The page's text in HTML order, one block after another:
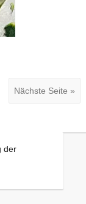
Nächste Seite »
der